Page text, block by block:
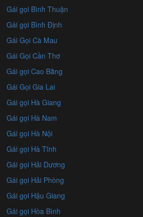
Gái gọi Bình Thuận
Gái gọi Bình Định
Gái Gọi Cà Mau
Gái Gọi Cần Thơ
Gái gọi Cao Bằng
Gái Gọi Gia Lai
Gái gọi Hà Giang
Gái gọi Hà Nam
Gái gọi Hà Nội
Gái gọi Hà Tĩnh
Gái gọi Hải Dương
Gái gọi Hải Phòng
Gái gọi Hậu Giang
Gái gọi Hòa Bình